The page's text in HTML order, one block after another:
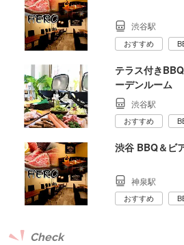
渋谷駅
おすすめ
テラス付き
ーデンルーム
渋谷駅
おすすめ
渋谷 BBQ＆ビ
神泉駅
おすすめ
Check